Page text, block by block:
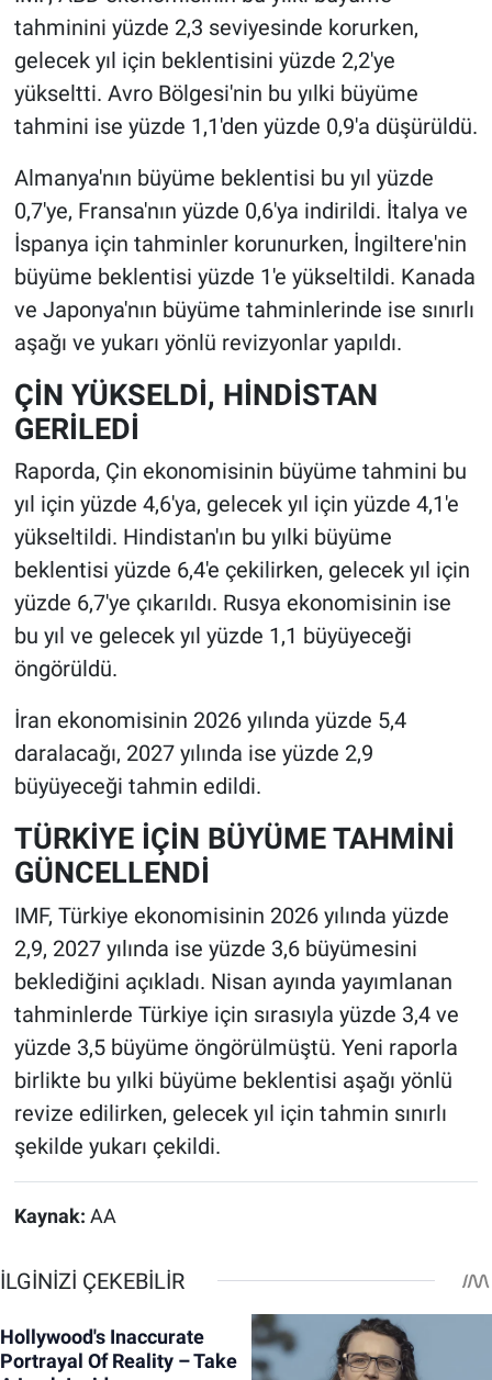
tahminini yüzde 2,3 seviyesinde korurken,
gelecek yıl için beklentisini yüzde 2,2'ye
yükseltti. Avro Bölgesi'nin bu yılki büyüme
tahmini ise yüzde 1,1'den yüzde 0,9'a düşürüldü.
Almanya'nın büyüme beklentisi bu yıl yüzde
0,7'ye, Fransa'nın yüzde 0,6'ya indirildi. İtalya ve
İspanya için tahminler korunurken, İngiltere'nin
büyüme beklentisi yüzde 1'e yükseltildi. Kanada
ve Japonya'nın büyüme tahminlerinde ise sınırlı
aşağı ve yukarı yönlü revizyonlar yapıldı.
ÇİN YÜKSELDİ, HİNDİSTAN
GERİLEDİ
Raporda, Çin ekonomisinin büyüme tahmini bu
yıl için yüzde 4,6'ya, gelecek yıl için yüzde 4,1'e
yükseltildi. Hindistan'ın bu yılki büyüme
beklentisi yüzde 6,4'e çekilirken, gelecek yıl için
yüzde 6,7'ye çıkarıldı. Rusya ekonomisinin ise
bu yıl ve gelecek yıl yüzde 1,1 büyüyeceği
öngörüldü.
İran ekonomisinin 2026 yılında yüzde 5,4
daralacağı, 2027 yılında ise yüzde 2,9
büyüyeceği tahmin edildi.
TÜRKİYE İÇİN BÜYÜME TAHMİNİ
GÜNCELLENDİ
IMF, Türkiye ekonomisinin 2026 yılında yüzde
2,9, 2027 yılında ise yüzde 3,6 büyümesini
beklediğini açıkladı. Nisan ayında yayımlanan
tahminlerde Türkiye için sırasıyla yüzde 3,4 ve
yüzde 3,5 büyüme öngörülmüştü. Yeni raporla
birlikte bu yılki büyüme beklentisi aşağı yönlü
revize edilirken, gelecek yıl için tahmin sınırlı
şekilde yukarı çekildi.
Kaynak: AA